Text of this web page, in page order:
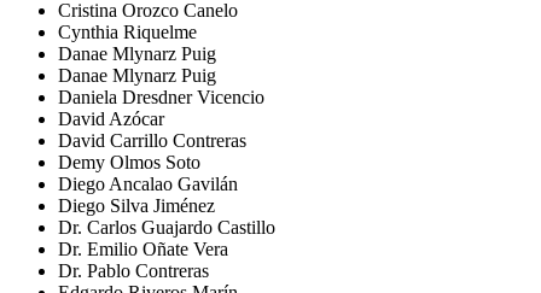
Cristina Orozco Canelo
Cynthia Riquelme
Danae Mlynarz Puig
Danae Mlynarz Puig
Daniela Dresdner Vicencio
David Azócar
David Carrillo Contreras
Demy Olmos Soto
Diego Ancalao Gavilán
Diego Silva Jiménez
Dr. Carlos Guajardo Castillo
Dr. Emilio Oñate Vera
Dr. Pablo Contreras